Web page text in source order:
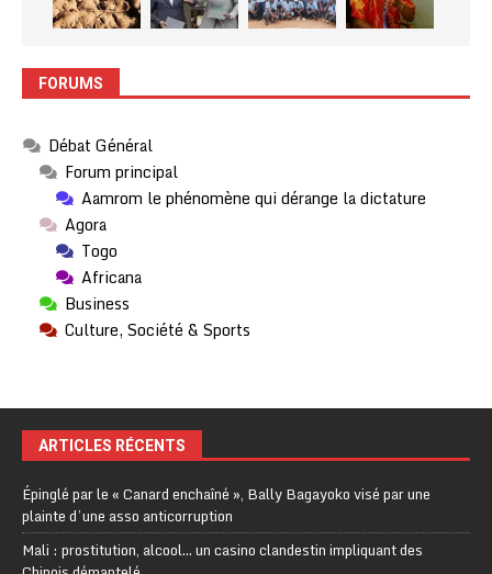
FORUMS
Débat Général
Forum principal
Aamrom le phénomène qui dérange la dictature
Agora
Togo
Africana
Business
Culture, Société & Sports
ARTICLES RÉCENTS
Épinglé par le « Canard enchaîné », Bally Bagayoko visé par une
plainte d’une asso anticorruption
Mali : prostitution, alcool… un casino clandestin impliquant des